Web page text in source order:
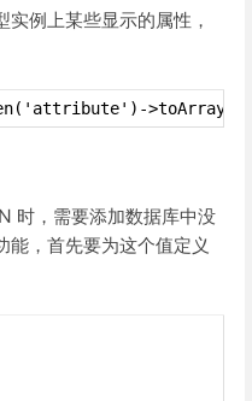
例上某些显示的属性，
时，需要添加数据库中没
能，首先要为这个值定义